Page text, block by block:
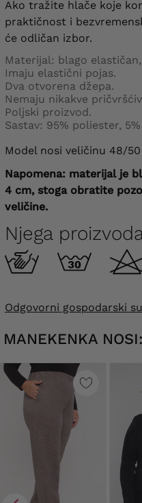
Ako tražite hlače koje
praktičnost i
će odličan izbor.
Materijal: blago
Imaju elastični pojas.
Dva otvorena džepa.
Nemaju nikakve
Poljski proizvod.
Sastav: 95% poliester,
Model nosi veličinu 48/
Napomena: materijal je
4 cm, stoga obratite
veličine.
Njega
Odgovorni gospodarski
MANEKENKA NOSI: